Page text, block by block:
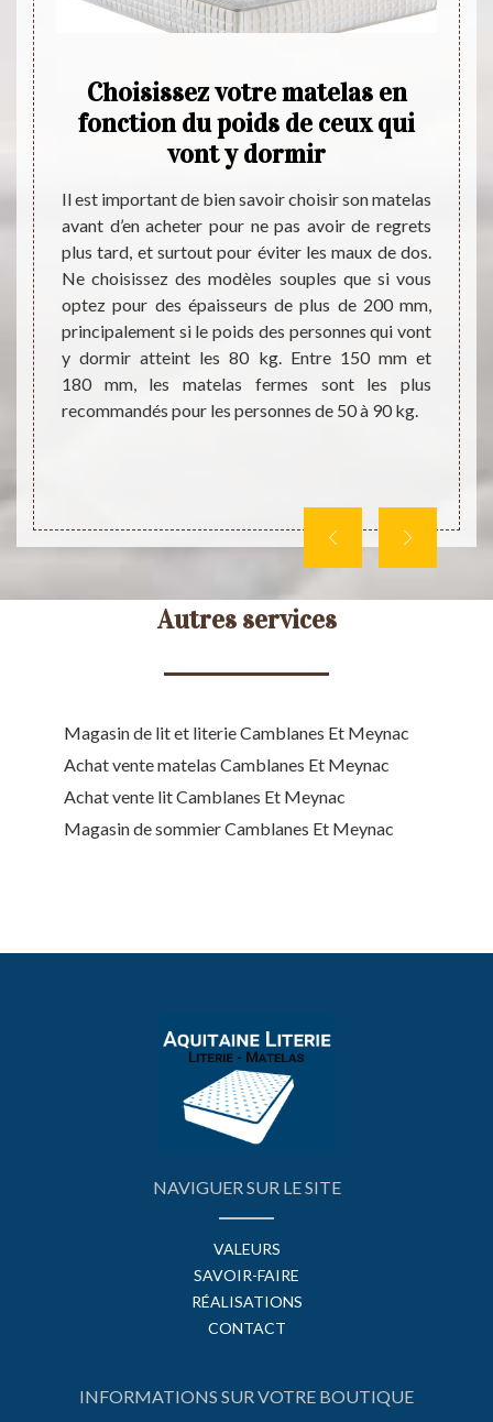
le
les
ne
son
vous
ci
à
Choisissez votre matelas en
fonction du poids de ceux qui
vont y dormir
Il est important de bien savoir choisir son matelas
avant d’en acheter pour ne pas avoir de regrets
plus tard, et surtout pour éviter les maux de dos.
Ne choisissez des modèles souples que si vous
optez pour des épaisseurs de plus de 200 mm,
principalement si le poids des personnes qui vont
y dormir atteint les 80 kg. Entre 150 mm et
180 mm, les matelas fermes sont les plus
recommandés pour les personnes de 50 à 90 kg.
Et
Les
Ils
ce
qu’il
latex
Autres services
Magasin de lit et literie Camblanes Et Meynac
Achat vente matelas Camblanes Et Meynac
Achat vente lit Camblanes Et Meynac
Magasin de sommier Camblanes Et Meynac
NAVIGUER SUR LE SITE
VALEURS
SAVOIR-FAIRE
RÉALISATIONS
CONTACT
INFORMATIONS SUR VOTRE BOUTIQUE